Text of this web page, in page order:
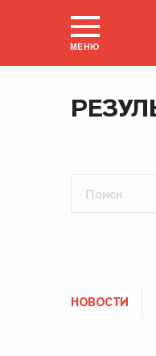
МЕНЮ
НОВОСТИ